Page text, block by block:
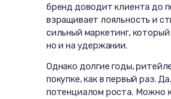
бренд доводит клиента до
взращивает лояльность и
сильный маркетинг,
но и на удержании.
Однако долгие годы,
покупке, как в первый раз.
потенциалом роста. Можно